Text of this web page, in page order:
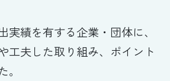
実績を有する企業・団体に、
工夫した取り組み、ポイント